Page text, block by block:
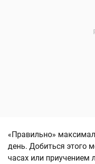
«Правильно»
день. Добиться этого
часах или приучением